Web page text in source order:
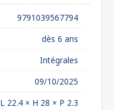
9791039567794
dès 6 ans
Intégrales
09/10/2025
L 22.4 × H 28 × P 2.3